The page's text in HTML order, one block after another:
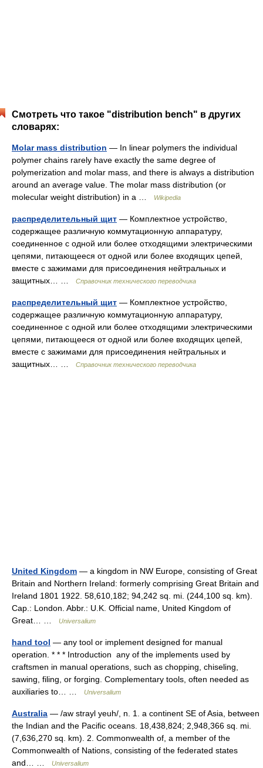
Смотреть что такое "distribution bench" в других
словарях:
Molar mass distribution — In linear polymers the individual
polymer chains rarely have exactly the same degree of
polymerization and molar mass, and there is always a distribution
around an average value. The molar mass distribution (or
molecular weight distribution) in a …
Wikipedia
распределительный щит — Комплектное устройство,
содержащее различную коммутационную аппаратуру,
соединенное с одной или более отходящими электрическими
цепями, питающееся от одной или более входящих цепей,
вместе с зажимами для присоединения нейтральных и
защитных… …
Справочник технического переводчика
распределительный щит — Комплектное устройство,
содержащее различную коммутационную аппаратуру,
соединенное с одной или более отходящими электрическими
цепями, питающееся от одной или более входящих цепей,
вместе с зажимами для присоединения нейтральных и
защитных… …
Справочник технического переводчика
United Kingdom — a kingdom in NW Europe, consisting of Great
Britain and Northern Ireland: formerly comprising Great Britain and
Ireland 1801 1922. 58,610,182; 94,242 sq. mi. (244,100 sq. km).
Cap.: London. Abbr.: U.K. Official name, United Kingdom of
Great… …
Universalium
hand tool — any tool or implement designed for manual
operation. * * * Introduction any of the implements used by
craftsmen in manual operations, such as chopping, chiseling,
sawing, filing, or forging. Complementary tools, often needed as
auxiliaries to… …
Universalium
Australia — /aw strayl yeuh/, n. 1. a continent SE of Asia, between
the Indian and the Pacific oceans. 18,438,824; 2,948,366 sq. mi.
(7,636,270 sq. km). 2. Commonwealth of, a member of the
Commonwealth of Nations, consisting of the federated states
and… …
Universalium